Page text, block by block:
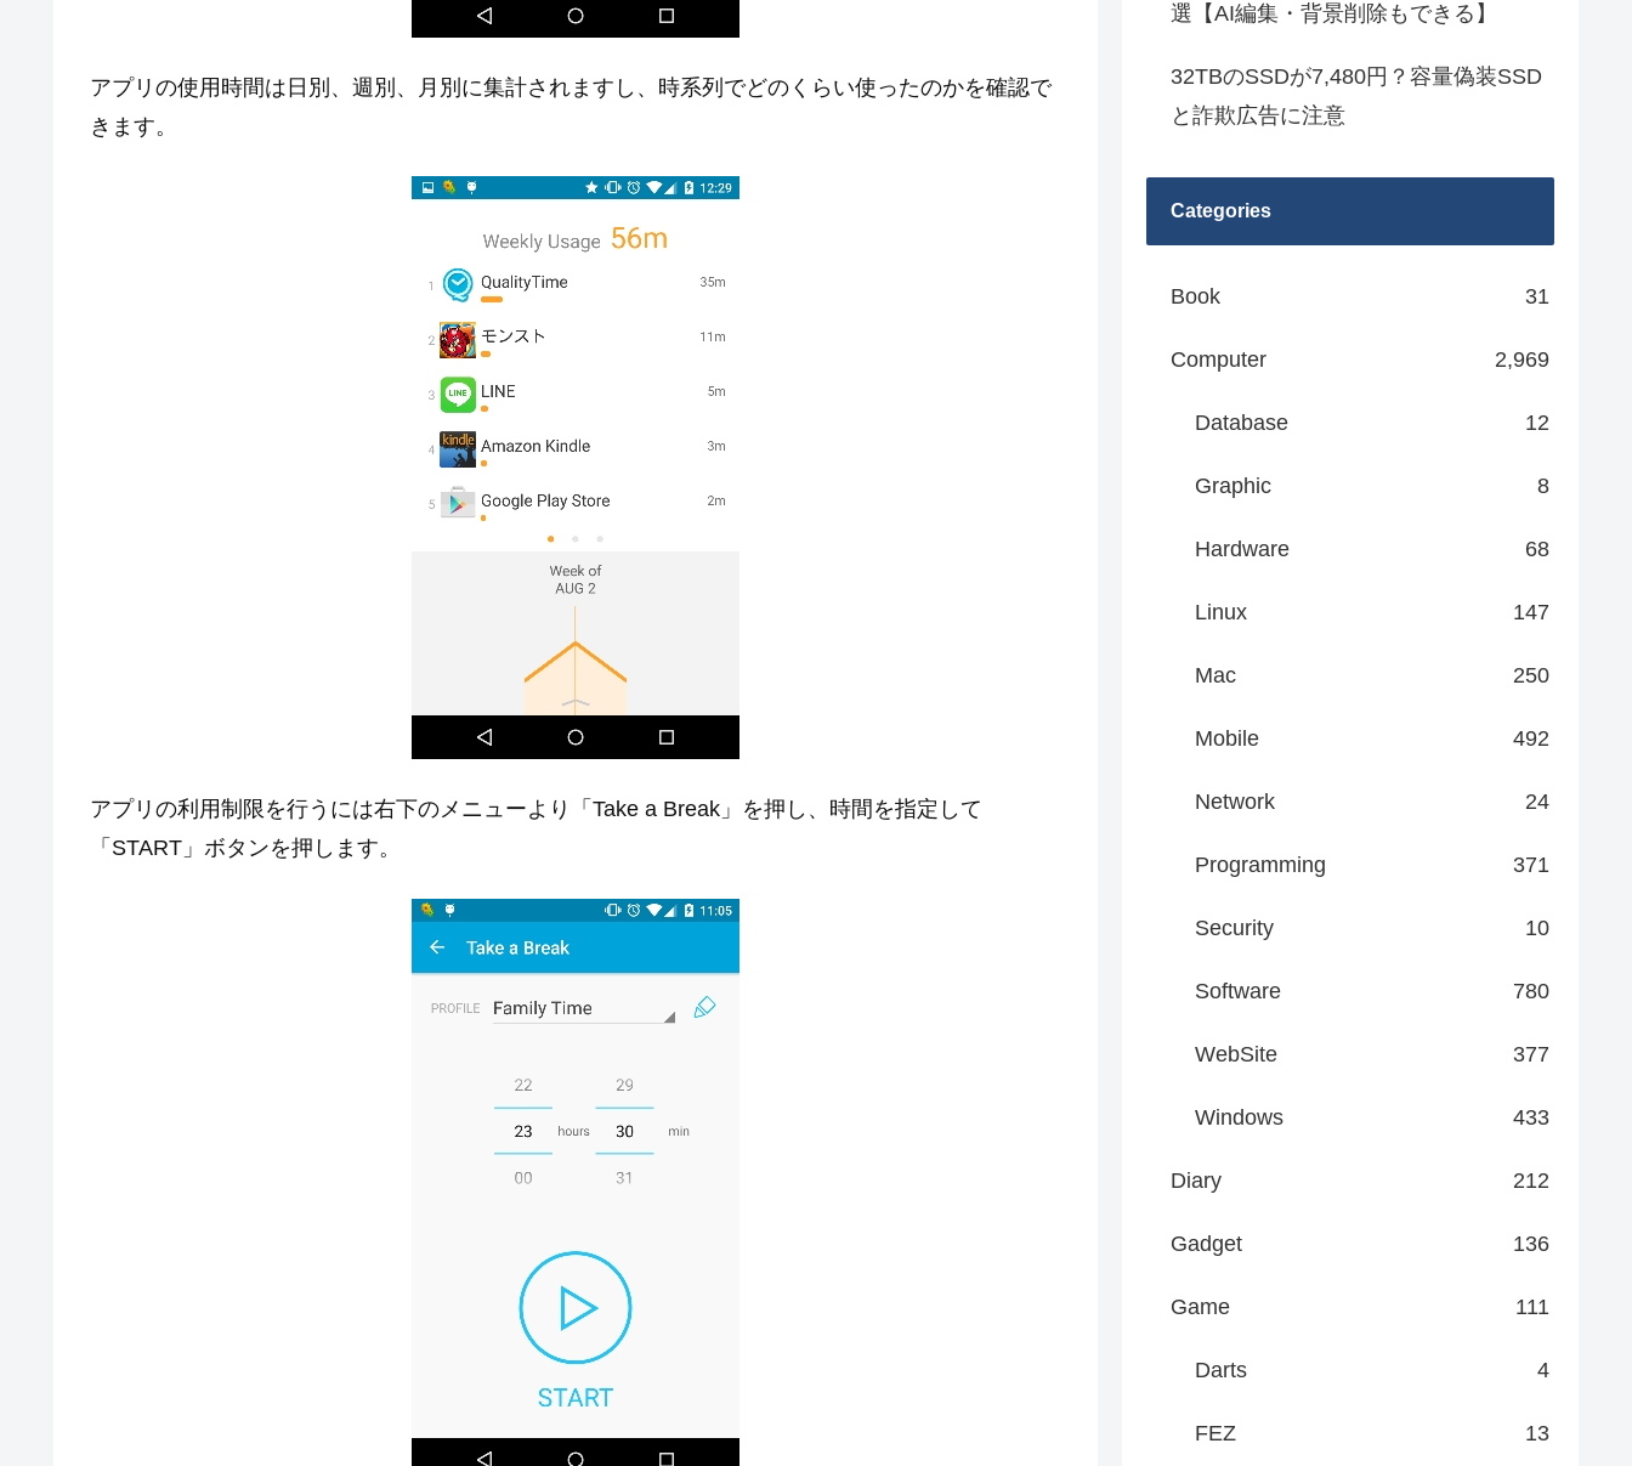
アプリの使用時間は日別、週別、月別に集計されますし、時系列でどのくらい使ったのかを確認で
きます。
アプリの利用制限を行うには右下のメニューより「Take a Break」を押し、時間を指定して
「START」ボタンを押します。
選【AI編集・背景削除もできる】
32TBのSSDが7,480円？容量偽装SSD
と詐欺広告に注意
Categories
Book 31
Computer 2,969
Database 12
Graphic 8
Hardware 68
Linux 147
Mac 250
Mobile 492
Network 24
Programming 371
Security 10
Software 780
WebSite 377
Windows 433
Diary 212
Gadget 136
Game 111
Darts 4
FEZ 13